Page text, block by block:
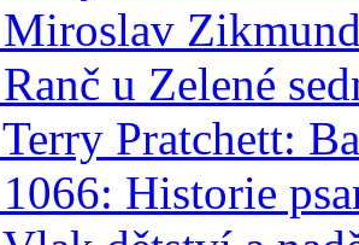
u Zelené
Pratchett:
Historie